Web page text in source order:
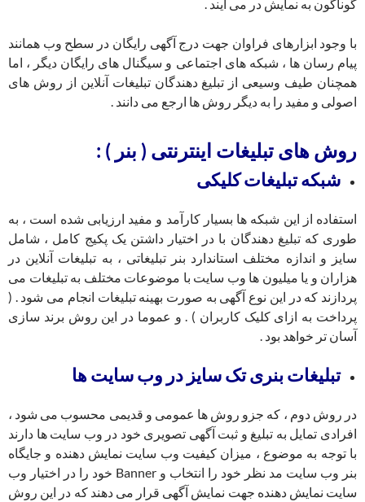
گوناگون به نمایش در می آیند .
با وجود ابزارهای فراوان جهت درج آگهی رایگان در سطح وب همانند
پیام رسان ها ، شبکه های اجتماعی و سیگنال های رایگان دیگر ، اما
همچنان طیف وسیعی از تبلیغ دهندگان تبلیغات آنلاین از روش های
اصولی و مفید را به دیگر روش ها ارجع می دانند .
روش های تبلیغات اینترنتی ( بنر ) :
شبکه تبلیغات کلیکی
استفاده از این شبکه ها بسیار کارآمد و مفید ارزیابی شده است ، به
طوری که تبلیغ دهندگان با در اختیار داشتن یک پکیج کامل ، شامل
سایز و اندازه مختلف استاندارد بنر تبلیغاتی ، به تبلیغات آنلاین در
هزاران و یا میلیون ها وب سایت با موضوعات مختلف به تبلیغات می
پردازند که در این نوع آگهی به صورت بهینه تبلیغات انجام می شود . (
پرداخت به ازای کلیک کاربران ) . و عموما در این روش برند سازی
آسان تر خواهد بود .
تبلیغات بنری تک سایز در وب سایت ها
در روش دوم ، که جزو روش ها عمومی و قدیمی محسوب می شود ،
افرادی تمایل به تبلیغ و ثبت آگهی تصویری خود در وب سایت ها دارند
با توجه به موضوع ، میزان کیفیت وب سایت نمایش دهنده و جایگاه
بنر وب سایت مد نظر خود را انتخاب و Banner خود را در اختیار وب
سایت نمایش دهنده جهت نمایش آگهی قرار می دهند که در این روش